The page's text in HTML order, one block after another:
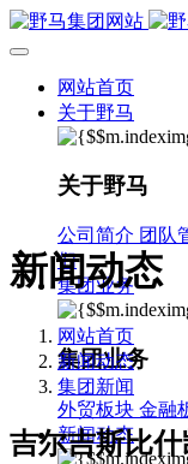
网站首页
关于野马
关于野马
公司简介 团队
们
集团业务
集团业务
外贸板块 金融
新闻动态
新闻动态
网站首页
新闻动态
集团新闻
吉尔吉斯比